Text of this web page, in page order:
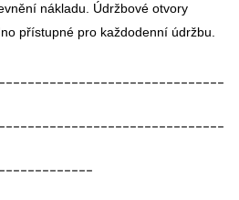
nákladu. Údržbové otvory
přístupné pro každodenní údržbu.